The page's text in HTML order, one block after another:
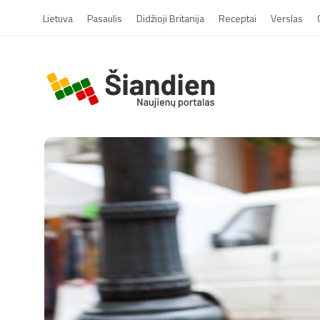
Lietuva Pasaulis Didžioji Britanija Receptai Verslas
S
a
d
i
e